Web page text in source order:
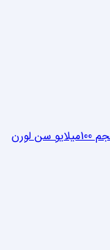
ایو سن لورن